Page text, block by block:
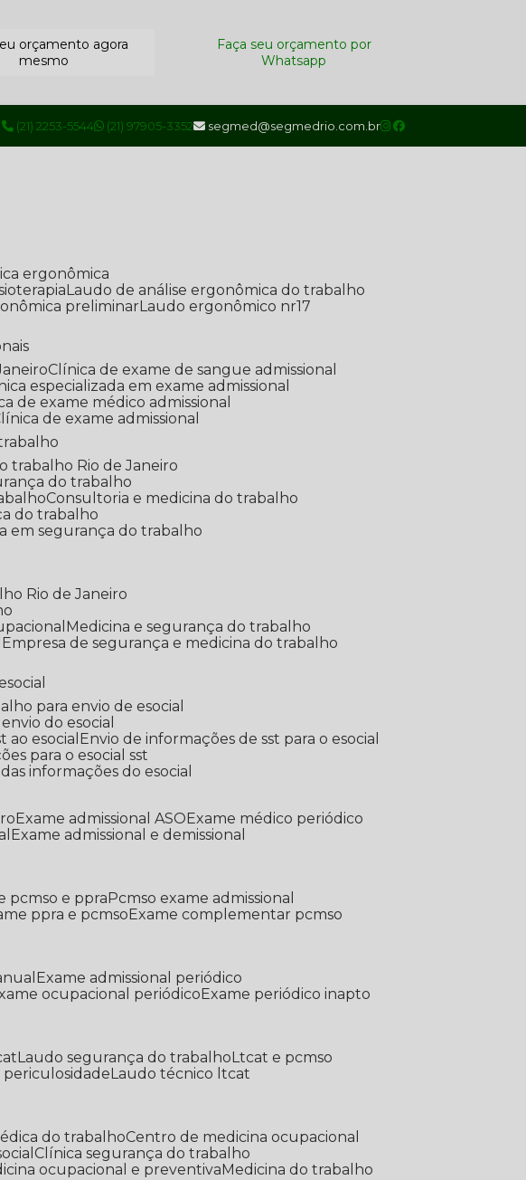
orçamento agora
mesmo
Faça seu orçamento por
Whatsapp
(21) 2253-5544 (21) 97905-3352 segmed@segmedrio.com.br
ergonômica
Laudo de análise ergonômica do trabalho
preliminar Laudo ergonômico nr17
Clínica de exame de sangue admissional
especializada em exame admissional
de exame médico admissional
Clínica de exame admissional
trabalho Rio de Janeiro
do trabalho
Consultoria e medicina do trabalho
do trabalho
em segurança do trabalho
Rio de Janeiro
Medicina e segurança do trabalho
Empresa de segurança e medicina do trabalho
para envio de esocial
do esocial
ao esocial
Envio de informações de sst para o esocial
para o esocial sst
das informações do esocial
Exame admissional ASO
Exame médico periódico
Exame admissional e demissional
pcmso e ppra
Pcmso exame admissional
ppra e pcmso
Exame complementar pcmso
Exame admissional periódico
ocupacional periódico
Exame periódico inapto
Laudo segurança do trabalho Ltcat e pcmso
periculosidade Laudo técnico ltcat
do trabalho
Centro de medicina ocupacional
Clínica segurança do trabalho
ocupacional e preventiva
Medicina do trabalho